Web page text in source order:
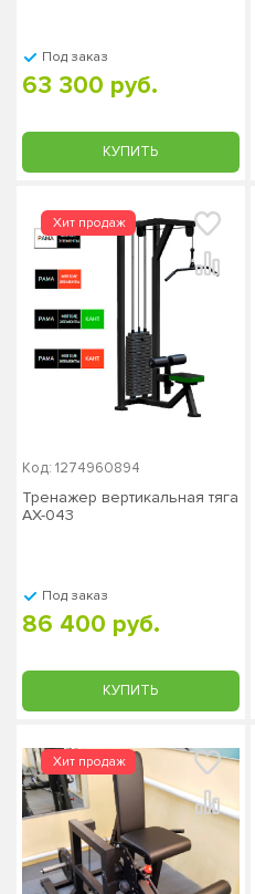
Под заказ
63 300 руб.
КУПИТЬ
Код: 1274960894
Тренажер вертикальная тяга
AX-043
Под заказ
86 400 руб.
КУПИТЬ